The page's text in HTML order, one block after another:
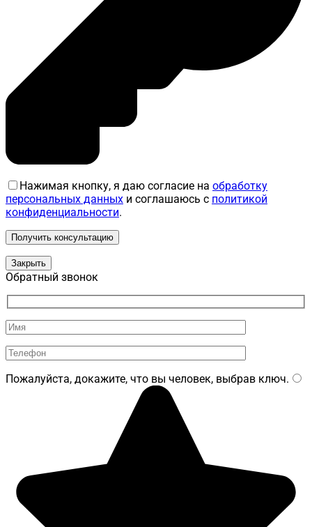
Нажимая кнопку, я даю согласие на обработку
персональных данных и соглашаюсь с политикой
конфиденциальности.
Закрыть
Обратный звонок
Пожалуйста, докажите, что вы человек, выбрав ключ.